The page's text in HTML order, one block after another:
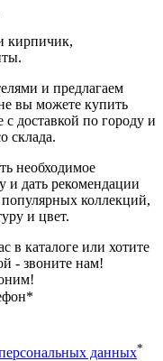
кирпичик,
и предлагаем
вы можете купить
доставкой по городу и
склада.
необходимое
и дать рекомендации
коллекций,
и цвет.
каталоге или хотите
- звоните нам!
данных*